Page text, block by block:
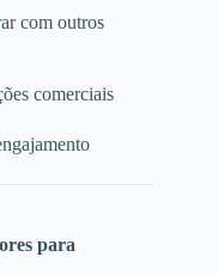
com outros
comerciais
para